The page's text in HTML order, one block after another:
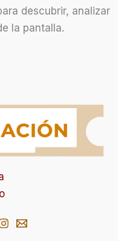
descubrir, analizar
la pantalla.